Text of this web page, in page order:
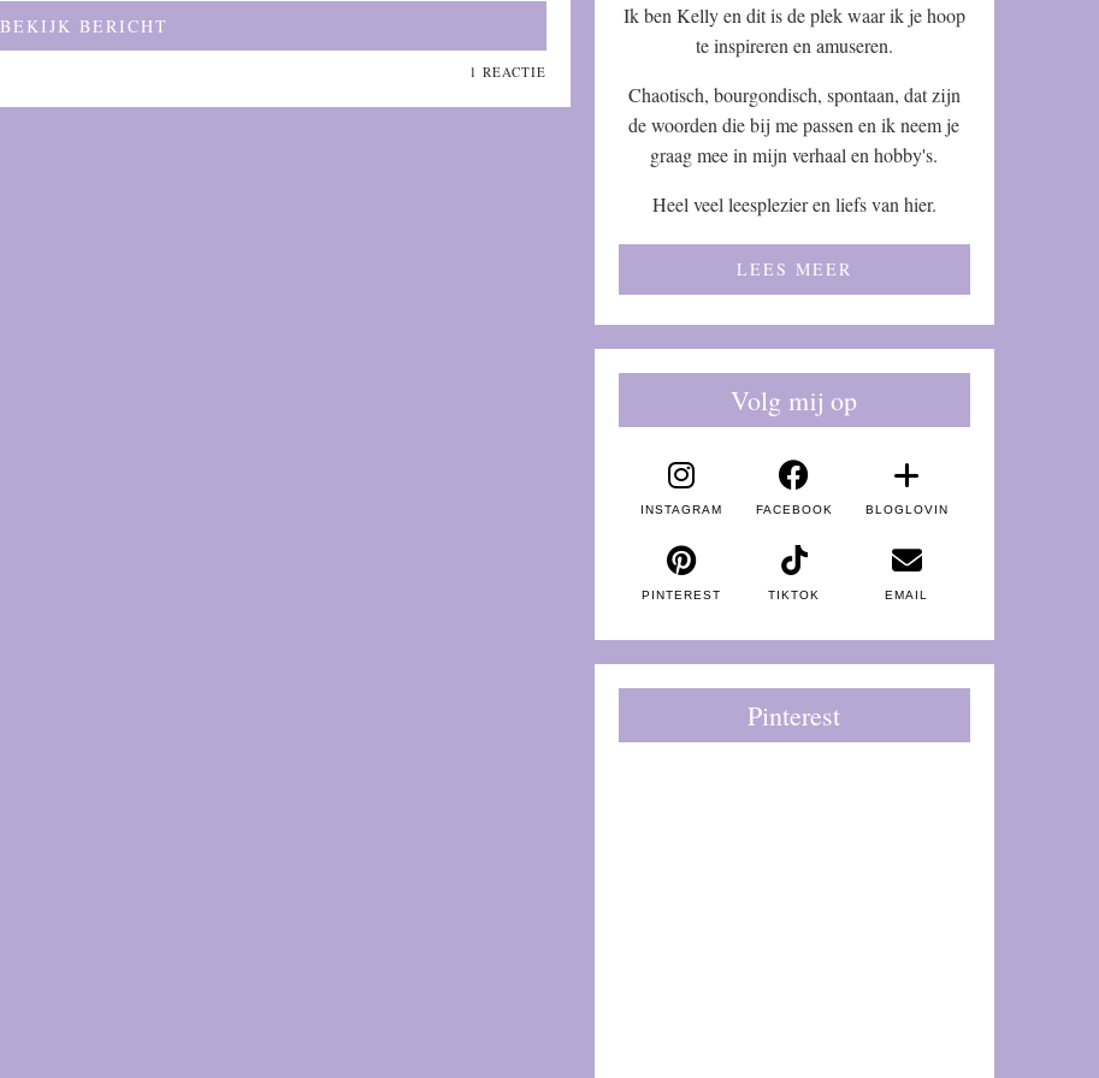
BEKIJK BERICHT
1 REACTIE
Ik ben Kelly en dit is de plek waar ik je hoop
te inspireren en amuseren.
Chaotisch, bourgondisch, spontaan, dat zijn
de woorden die bij me passen en ik neem je
graag mee in mijn verhaal en hobby's.
Heel veel leesplezier en liefs van hier.
LEES MEER
Volg mij op
INSTAGRAM FACEBOOK BLOGLOVIN
PINTEREST TIKTOK EMAIL
Pinterest